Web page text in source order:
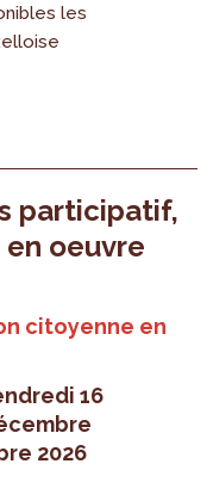
les
participatif,
oeuvre
citoyenne en
16
2026